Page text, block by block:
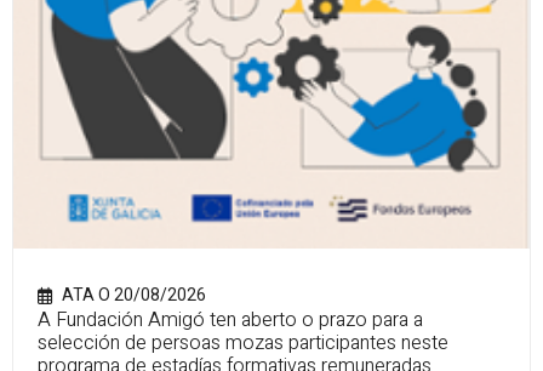
ATA O 20/08/2026
A Fundación Amigó ten aberto o prazo para a
selección de persoas mozas participantes neste